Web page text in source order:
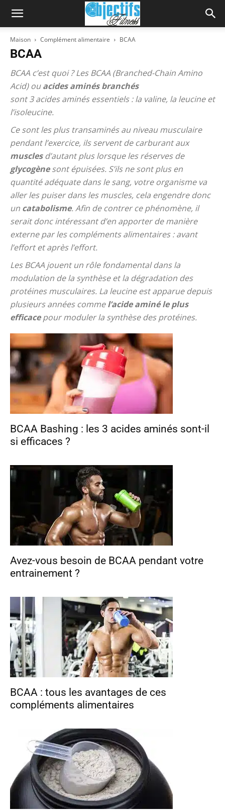
Maison Complément alimentaire BCAA
BCAA
BCAA c’est quoi ? Les BCAA (Branched-Chain Amino
Acid) ouacides aminés branchés
sont 3 acides aminés essentiels : la valine, la leucine et
l’isoleucine.
Ce sont les plus transaminés au niveau musculaire
pendant l’exercice, ils servent de carburant aux
musclesd’autant plus lorsque les réserves de
glycogènesont épuisées. S’ils ne sont plus en
quantité adéquate dans le sang, votre organisme va
aller les puiser dans les muscles, cela engendre donc
un catabolisme. Afin de contrer ce phénomène, il
serait donc intéressant d’en apporter de manière
externe par les compléments alimentaires : avant
l’effort et après l’effort.
Les BCAA jouent un rôle fondamental dans la
modulation de la synthèse et la dégradation des
protéines musculaires. La leucine est apparue depuis
plusieurs années commel’acide aminé le plus
efficacepour moduler la synthèse des protéines.
BCAA Bashing : les 3 acides aminés sont-il
si efficaces ?
Avez-vous besoin de BCAA pendant votre
entrainement ?
BCAA : tous les avantages de ces
compléments alimentaires